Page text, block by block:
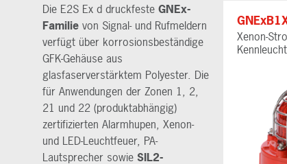
Xenon-
Die E2S Ex d druckfeste GNEx-
Familie von Signal- und Rufmeldern
verfügt über korrosionsbeständige
GFK-Gehäuse aus
glasfaserverstärktem Polyester. Die
für Anwendungen der Zonen 1, 2,
21 und 22 (produktabhängig)
zertifizierten Alarmhupen, Xenon-
und LED-Leuchtfeuer, PA-
Lautsprecher sowie SIL2-